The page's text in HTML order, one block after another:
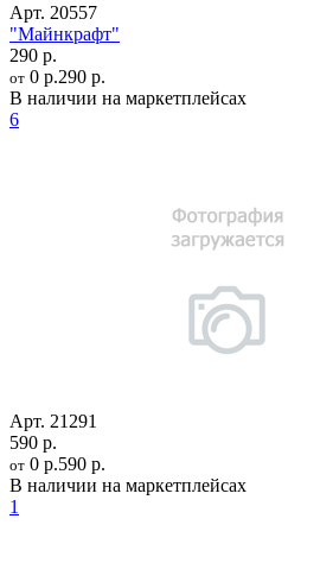
Арт. 20557
"Mайнкрафт"
290 р.
от 0 р.290 р.
В наличии на маркетплейсах
6
Арт. 21291
590 р.
от 0 р.590 р.
В наличии на маркетплейсах
1